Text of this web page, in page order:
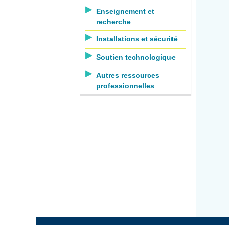
Enseignement et
recherche
Installations et sécurité
Soutien technologique
Autres ressources
professionnelles